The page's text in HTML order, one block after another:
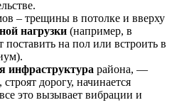
– трещины в потолке и вверху
нагрузки (например, в
на пол или встроить в
инфраструктура района, —
дорогу, начинается
это вызывает вибрации и